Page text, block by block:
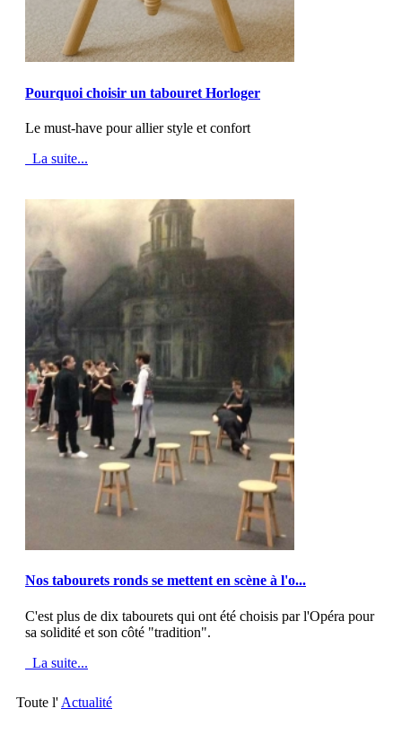
Pourquoi choisir un tabouret Horloger
Le must-have pour allier style et confort
La suite...
Nos tabourets ronds se mettent en scène à l'o...
C'est plus de dix tabourets qui ont été choisis par l'Opéra pour
sa solidité et son côté "tradition".
La suite...
Toute l' Actualité